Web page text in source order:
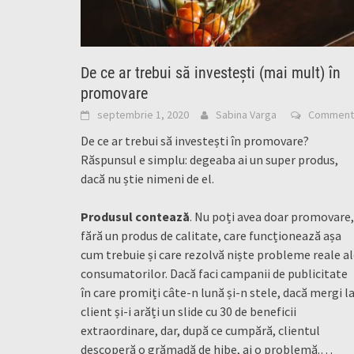
De ce ar trebui să investești (mai mult) în
promovare
septembrie 1, 2020 Sabina Varga Comment
De ce ar trebui să investești în promovare?
Răspunsul e simplu: degeaba ai un super produs,
dacă nu știe nimeni de el.
Produsul contează. Nu poți avea doar promovare,
fără un produs de calitate, care funcționează așa
cum trebuie și care rezolvă niște probleme reale
consumatorilor. Dacă faci campanii de publicitate
în care promiți câte-n lună și-n stele, dacă mergi la
client și-i arăți un slide cu 30 de beneficii
extraordinare, dar, după ce cumpără, clientul
descoperă o grămadă de hibe, ai o problemă.…